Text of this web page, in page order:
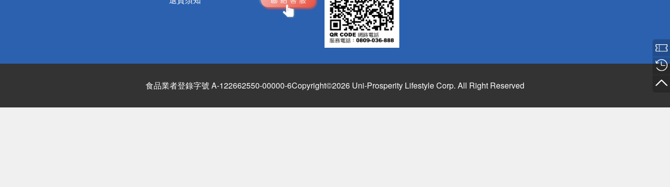
食品業者登錄字號 A-122662550-00000-6Copyright©2026 Uni-Prosperity Lifestyle Corp. All Right Reserved